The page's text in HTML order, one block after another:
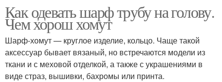
Как одевать шарф трубу на голову.
Чем хорош хомут
Шарф-хомут — круглое изделие, кольцо. Чаще такой
аксессуар бывает вязаный, но встречаются модели из
ткани и с меховой отделкой, а также с украшениями в
виде страз, вышивки, бахромы или принта.